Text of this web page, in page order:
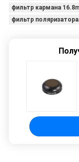
фильтр кармана
фильтр